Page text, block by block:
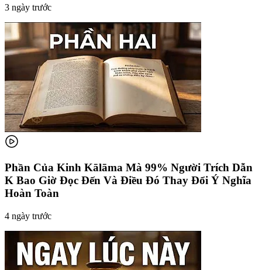
3 ngày trước
Phần Của Kinh Kālāma Mà 99% Người Trích Dẫn
K Bao Giờ Đọc Đến Và Điều Đó Thay Đổi Ý Nghĩa
Hoàn Toàn
4 ngày trước